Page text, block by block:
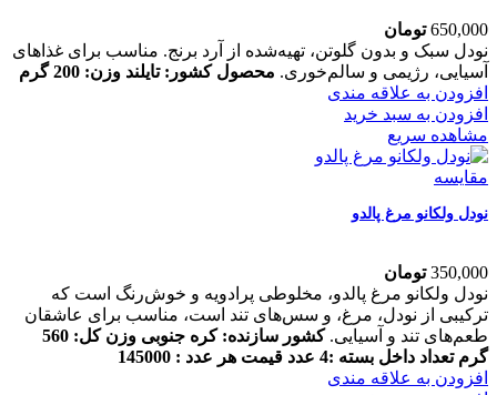
650,000 تومان
نودل سبک و بدون گلوتن، تهیه‌شده از آرد برنج. مناسب برای غذاهای
آسیایی، رژیمی و سالم‌خوری. محصول کشور: تایلند وزن: 200 گرم
افزودن به علاقه مندی
افزودن به سبد خرید
مشاهده سریع
مقایسه
نودل ولکانو مرغ پالدو
350,000 تومان
نودل ولکانو مرغ پالدو، مخلوطی پرادویه و خوش‌رنگ است که
ترکیبی از نودل، مرغ، و سس‌های تند است، مناسب برای عاشقان
طعم‌های تند و آسیایی.کشور سازنده: کره جنوبی
وزن کل: 560
گرم تعداد داخل بسته :4 عدد
قیمت هر عدد : 145000
افزودن به علاقه مندی